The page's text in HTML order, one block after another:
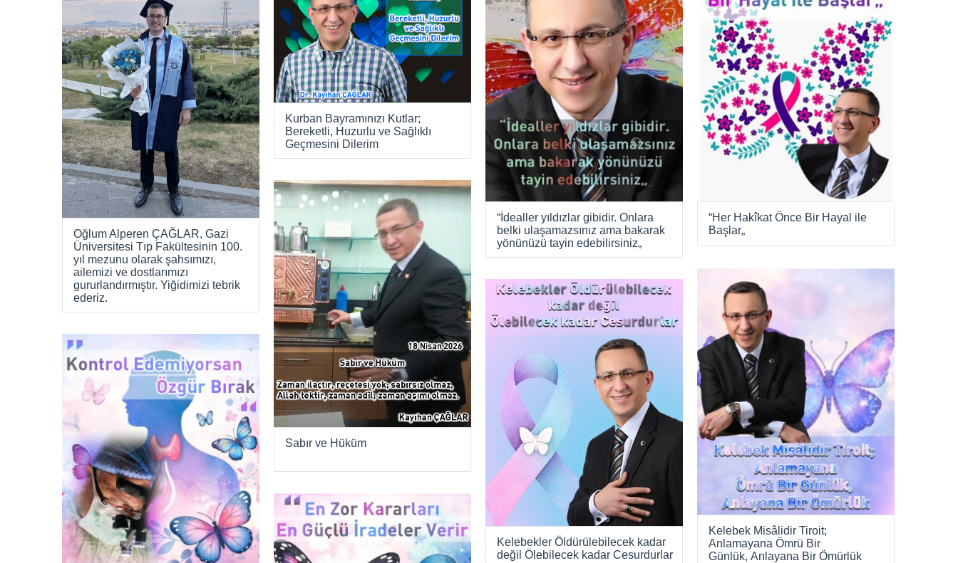
Oğlum Alperen ÇAĞLAR, Gazi
Üniversitesi Tıp Fakültesinin 100.
yıl mezunu olarak şahsımızı,
ailemizi ve dostlarımızı
gururlandırmıştır. Yiğidimizi tebrik
ederiz.
Kurban Bayramınızı Kutlar;
Bereketli, Huzurlu ve Sağlıklı
Geçmesini Dilerim
“İdealler yıldızlar gibidir. Onlara
belki ulaşamazsınız ama bakarak
yönünüzü tayin edebilirsiniz„
“Her Hakîkat Önce Bir Hayal ile
Başlar„
Sabır ve Hüküm
Kelebek Misâlidir Tiroit;
Anlamayana Ömrü Bir
Günlük, Anlayana Bir Ömürlük
Kelebekler Öldürülebilecek kadar
değil Ölebilecek kadar Cesurdurlar